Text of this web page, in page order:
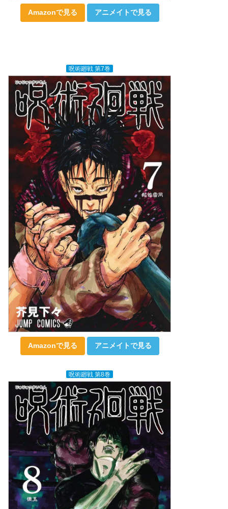
Amazonで見る アニメイトで見る
呪術廻戦 第7巻
Amazonで見る アニメイトで見る
呪術廻戦 第8巻